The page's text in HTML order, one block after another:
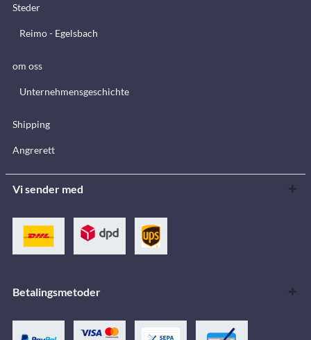
Steder
Reimo - Egelsbach
om oss
Unternehmensgeschichte
Shipping
Angrerett
Vi sender med
Betalingsmetoder